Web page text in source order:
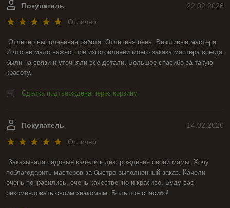
22.02.2026
Покупатель
Отлично
Отлично выполненная работа. Отличная цена. Вежливые мастера.
И что не мало важно, при изготовлении моего заказа мастера всегда
были на связи и уточняли все детали. Большое спасибо за такую
красоту.
Сделка подтверждена через корзину
14.02.2026
Покупатель
Отлично
Заказывала садовые качели к дню рождения своей мамы. Хочу
поблагодарить мастеров за быстро выполненный заказ. Качели
очень понравились, очень качественно и красиво. Буду вас
рекомендовать своим знакомым. Большое спасибо!